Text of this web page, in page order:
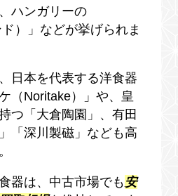
ハンガリーの
ド）」などが挙げられま
日本を代表する洋食器
（Noritake）」や、皇
つ「大倉陶園」、有田
「深川製磁」なども高
器は、中古市場でも 安